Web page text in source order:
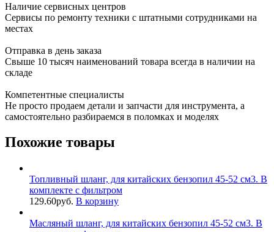
Наличие сервисных центров
Сервисы по ремонту техники с штатными сотрудниками на
местах
Отправка в день заказа
Свыше 10 тысяч наименований товара всегда в наличии на
складе
Компетентные специалисты
Не просто продаем детали и запчасти для инструмента, а
самостоятельно разбираемся в поломках и моделях
Похожие товары
Топливный шланг, для китайских бензопил 45-52 см3. В
комплекте с фильтром
129.60руб. В корзину
Масляный шланг, для китайских бензопил 45-52 см3. В